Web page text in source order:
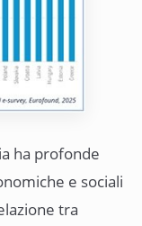
ha profonde
e sociali
tra